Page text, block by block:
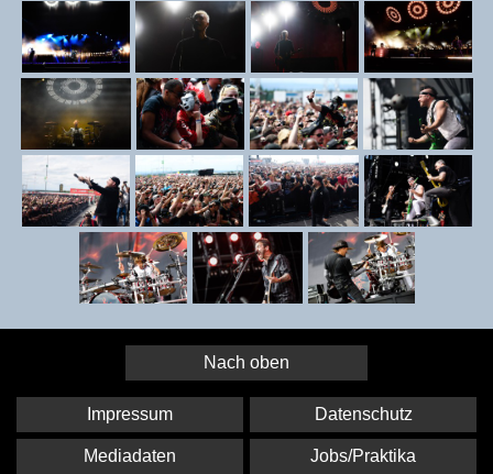
Nach oben
Impressum Datenschutz
Mediadaten Jobs/Praktika